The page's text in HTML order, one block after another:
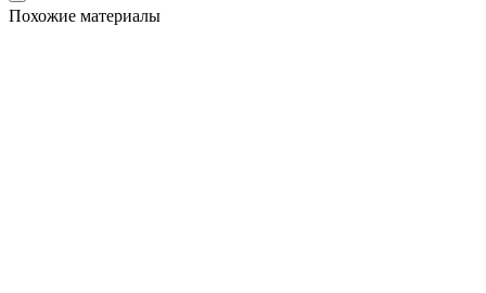
Похожие материалы